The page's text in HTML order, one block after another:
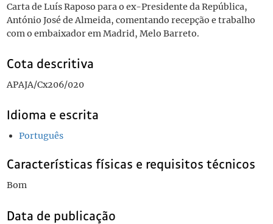
Carta de Luís Raposo para o ex-Presidente da República,
António José de Almeida, comentando recepção e trabalho
com o embaixador em Madrid, Melo Barreto.
Cota descritiva
APAJA/Cx206/020
Idioma e escrita
Português
Características físicas e requisitos técnicos
Bom
Data de publicação